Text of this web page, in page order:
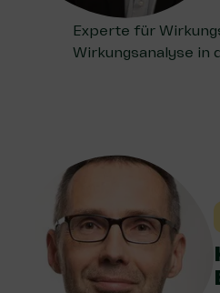
Experte für
Wirkungsanalyse in